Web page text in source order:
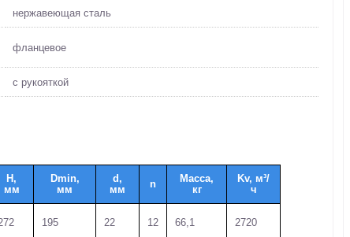
нержавеющая сталь
фланцевое
с рукояткой
H,
мм
Dmin,
мм
d,
мм
n
Масса,
кг
Kv, м³/
ч
195 22 12 66,1 2720